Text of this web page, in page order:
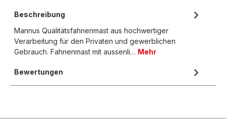
Beschreibung
Mannus Qualitätsfahnenmast aus hochwertiger
Verarbeitung für den Privaten und gewerblichen
Gebrauch. Fahnenmast mit aussenli… Mehr
Bewertungen